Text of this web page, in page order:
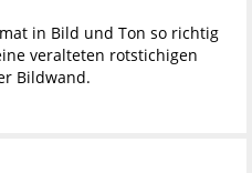
in Bild und Ton so richtig
veralteten rotstichigen
Bildwand.